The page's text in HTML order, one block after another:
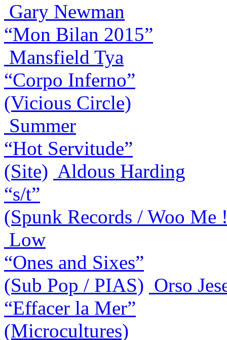
Gary Newman
“Mon Bilan 2015”
Mansfield Tya
“Corpo Inferno”
(Vicious Circle)
Summer
“Hot Servitude”
(Site) Aldous Harding
“s/t”
(Spunk Records / Woo Me
Low
“Ones and Sixes”
(Sub Pop / PIAS) Orso
“Effacer la Mer”
(Microcultures)